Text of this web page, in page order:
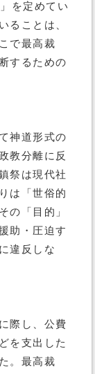
を定めてい
ることは、
で最高裁
するための
神道形式の
教分離に反
祭は現代社
は「世俗的
の「目的」
助・圧迫す
違反しな
際し、公費
を支出した
。最高裁